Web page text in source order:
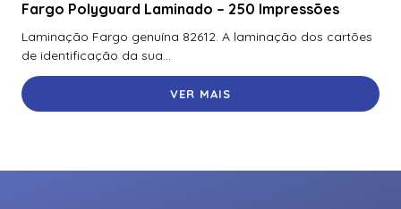
Fargo Polyguard Laminado – 250 Impressões
Laminação Fargo genuína 82612. A laminação dos cartões
de identificação da sua...
VER MAIS